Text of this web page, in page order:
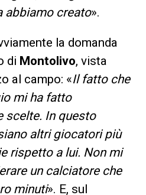
abbiamo creato».
la domanda
di Montolivo, vista
al campo: «Il fatto che
mi ha fatto
scelte. In questo
altri giocatori più
rispetto a lui. Non mi
un calciatore che
minuti». E, sul